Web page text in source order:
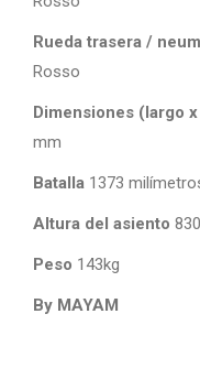
Rueda trasera /
Rosso
Dimensiones (largo
mm
Batalla 1373
Altura del asiento
Peso 143kg
By MAYAM